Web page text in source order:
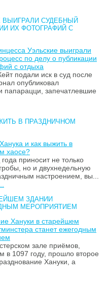
ВЫИГРАЛИ СУДЕБНЫЙ
ИХ ФОТОГРАФИЙ С
Уэльские выиграли
по делу о публикации
с отдыха
подали иск в суд после
опубликовал
папарацци, запечатлевшие
В ПРАЗДНИЧНОМ
и как выжить в
хаосе?
года приносит не только
но и двухнедельную
настроением, вы...
ЗДАНИИ
МЕРОПРИЯТИЕМ
Хануки в старейшем
станет ежегодным
зале приёмов,
в 1097 году, прошло второе
Хануки, а